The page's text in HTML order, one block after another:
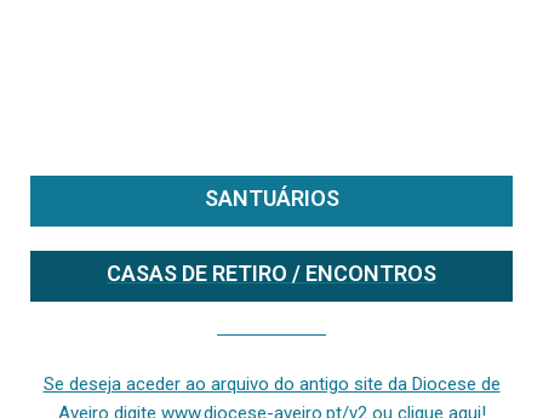
SANTUÁRIOS
CASAS DE RETIRO / ENCONTROS
Se deseja aceder ao arquivo do antigo site da Diocese de
Aveiro digite www.diocese-aveiro.pt/v2 ou clique aqui!